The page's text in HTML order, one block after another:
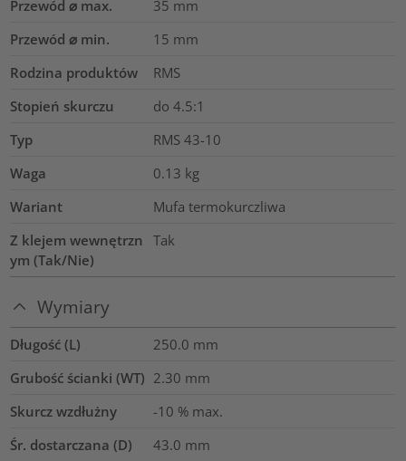
Przewód ⌀ max.
35 mm
Przewód ⌀ min.
15 mm
Rodzina produktów
RMS
Stopień skurczu
do 4.5:1
Typ
RMS 43-10
Waga
0.13 kg
Wariant
Mufa termokurczliwa
Z klejem wewnętrzn
ym (Tak/Nie)
Tak
Wymiary
Długość (L) 250.0 mm
Grubość ścianki (WT) 2.30 mm
Skurcz wzdłużny
-10 % max.
Śr. dostarczana (D)
43.0 mm